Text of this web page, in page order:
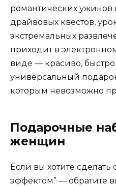
романтических ужинов
драйвовых квестов,
экстремальных
приходит в
виде — красиво,
универсальный
которым невозможно
Подарочные
женщин
Если вы хотите сделать
эффектом” — обратите